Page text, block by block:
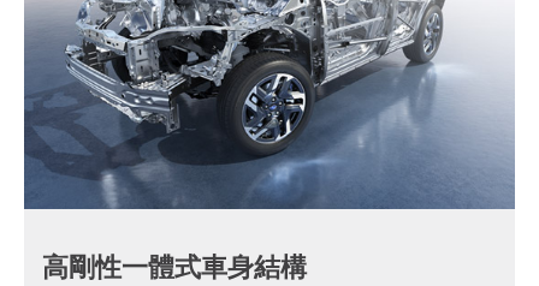
高剛性一體式車身結構